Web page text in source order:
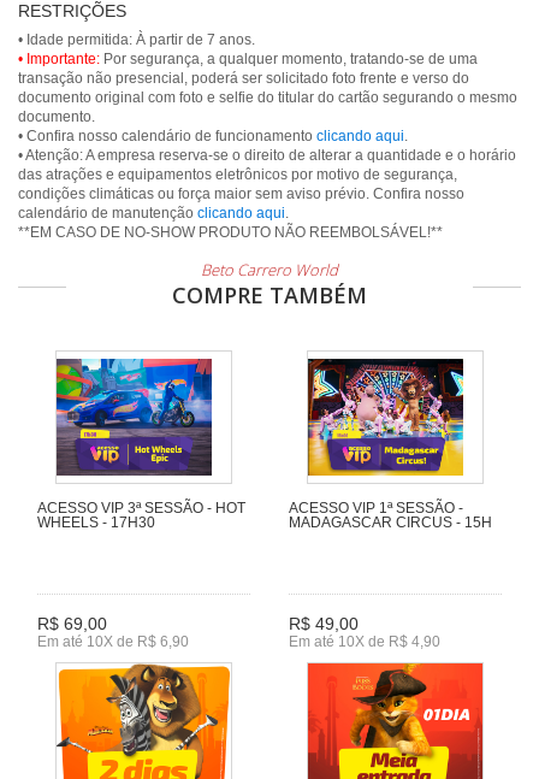
RESTRIÇÕES
• Importante: Por segurança, a qualquer momento, tratando-se de uma
transação não presencial, poderá ser solicitado foto frente e verso do
documento original com foto e selfie do titular do cartão segurando o mesmo
documento.
• Confira nosso calendário de funcionamento clicando aqui.
• Atenção: A empresa reserva-se o direito de alterar a quantidade e o horário
das atrações e equipamentos eletrônicos por motivo de segurança,
condições climáticas ou força maior sem aviso prévio. Confira nosso
calendário de manutenção clicando aqui.
Beto Carrero World
COMPRE TAMBÉM
ACESSO VIP 3ª SESSÃO - HOT
WHEELS - 17H30
R$ 69,00
Em até 10X de R$ 6,90
ACESSO VIP 1ª SESSÃO -
MADAGASCAR CIRCUS - 15H
R$ 49,00
Em até 10X de R$ 4,90